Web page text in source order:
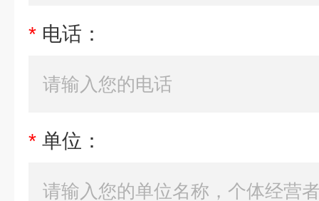
* 电话：
* 单位：